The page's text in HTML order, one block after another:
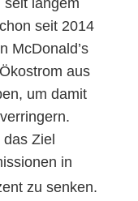
seit 2014
McDonald’s
aus
um damit
das Ziel
in
zu senken.